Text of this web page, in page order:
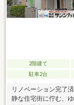
2階建て
駐車2台
リノベーション完了
静な住宅街に佇む、